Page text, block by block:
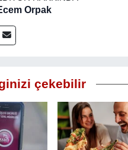
Orpak
çekebilir